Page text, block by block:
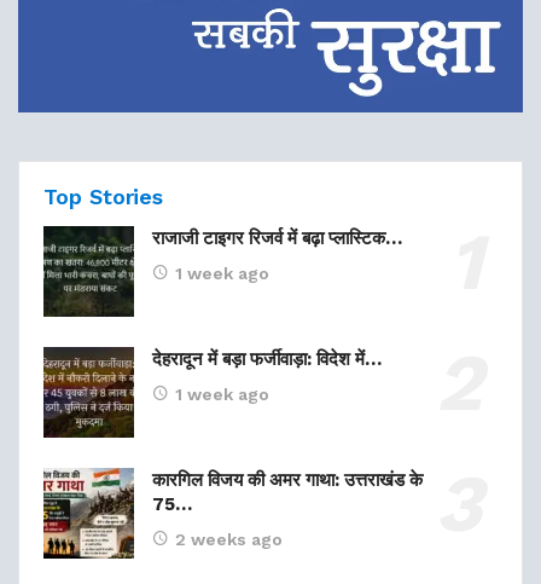
Top Stories
राजाजी टाइगर रिजर्व में बढ़ा प्लास्टिक…
1 week ago
देहरादून में बड़ा फर्जीवाड़ा: विदेश में…
1 week ago
कारगिल विजय की अमर गाथा: उत्तराखंड के
75…
2 weeks ago